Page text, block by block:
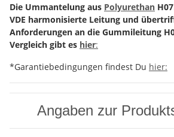
Die Ummantelung aus Polyurethan
VDE harmonisierte Leitung und
Anforderungen an die Gummileitung
Vergleich gibt es hier:
*Garantiebedingungen findest Du hier:
Angaben zur